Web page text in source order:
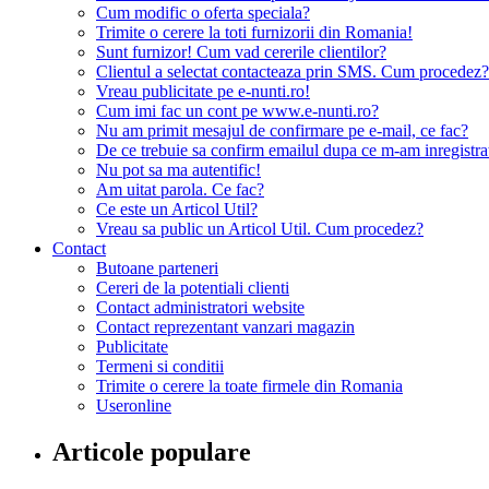
Cum modific o oferta speciala?
Trimite o cerere la toti furnizorii din Romania!
Sunt furnizor! Cum vad cererile clientilor?
Clientul a selectat contacteaza prin SMS. Cum procedez?
Vreau publicitate pe e-nunti.ro!
Cum imi fac un cont pe www.e-nunti.ro?
Nu am primit mesajul de confirmare pe e-mail, ce fac?
De ce trebuie sa confirm emailul dupa ce m-am
Nu pot sa ma autentific!
Am uitat parola. Ce fac?
Ce este un Articol Util?
Vreau sa public un Articol Util. Cum procedez?
Contact
Butoane parteneri
Cereri de la potentiali clienti
Contact administratori website
Contact reprezentant vanzari magazin
Publicitate
Termeni si conditii
Trimite o cerere la toate firmele din Romania
Useronline
Articole populare